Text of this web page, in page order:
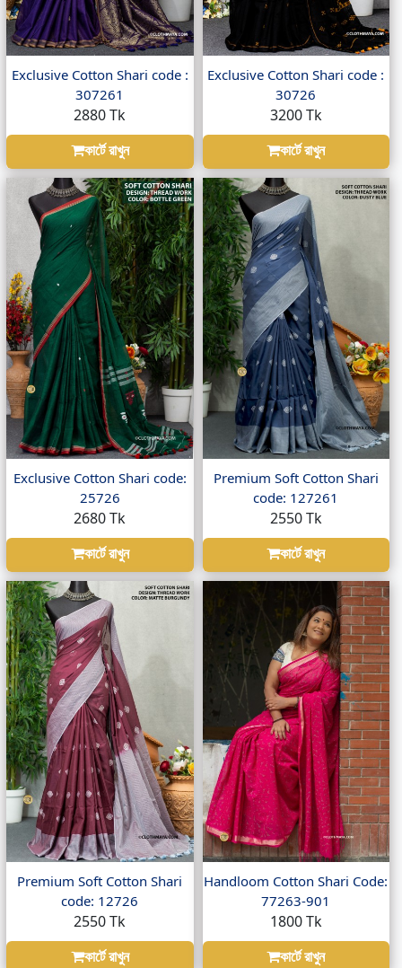
Exclusive Cotton Shari code :
307261
2880 Tk
কার্টে রাখুন
Exclusive Cotton Shari code :
30726
3200 Tk
কার্টে রাখুন
Exclusive Cotton Shari code:
25726
2680 Tk
কার্টে রাখুন
Premium Soft Cotton Shari
code: 127261
2550 Tk
কার্টে রাখুন
Premium Soft Cotton Shari
code: 12726
2550 Tk
কার্টে রাখুন
Handloom Cotton Shari Code:
77263-901
1800 Tk
কার্টে রাখুন